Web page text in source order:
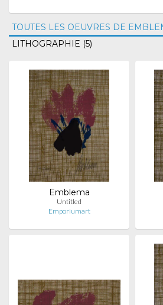
TOUTES LES OEUVRES DE
LITHOGRAPHIE (5)
Emblema
Untitled
Emporiumart